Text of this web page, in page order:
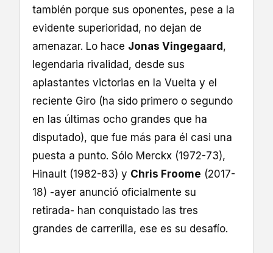
también porque sus oponentes, pese a la
evidente superioridad, no dejan de
amenazar. Lo hace Jonas Vingegaard ,
legendaria rivalidad, desde sus
aplastantes victorias en la Vuelta y el
reciente Giro (ha sido primero o segundo
en las últimas ocho grandes que ha
disputado), que fue más para él casi una
puesta a punto. Sólo Merckx (1972-73),
Hinault (1982-83) y Chris Froome (2017-
18) -ayer anunció oficialmente su
retirada- han conquistado las tres
grandes de carrerilla, ese es su desafío.